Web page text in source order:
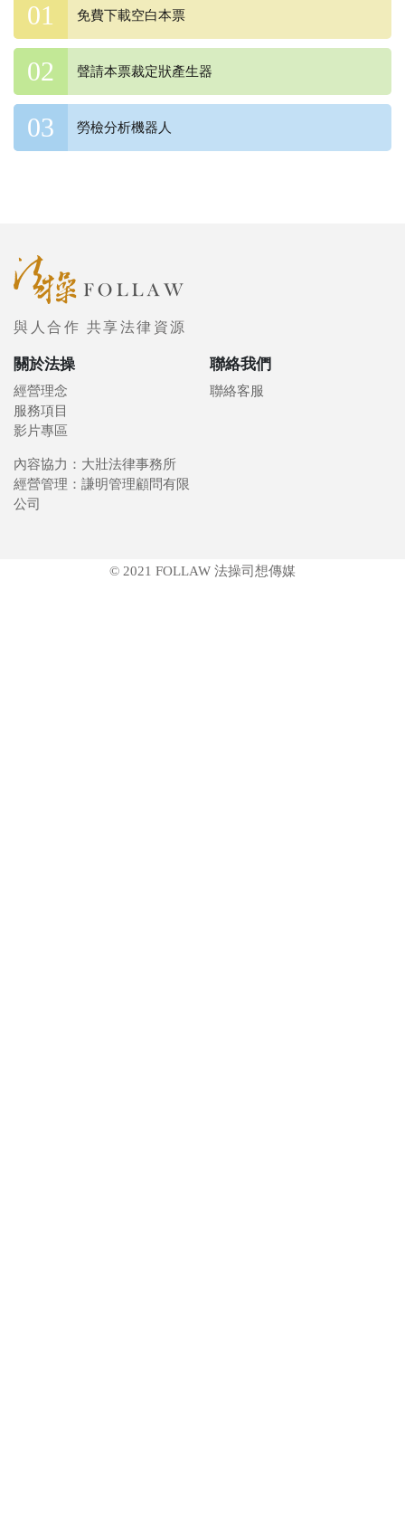
免費下載空白本票
聲請本票裁定狀產生器
勞檢分析機器人
與人合作 共享法律資源
關於法操
經營理念
服務項目
影片專區
聯絡我們
聯絡客服
內容協力：大壯法律事務所
經營管理：謙明管理顧問有限
公司
© 2021 FOLLAW 法操司想傳媒